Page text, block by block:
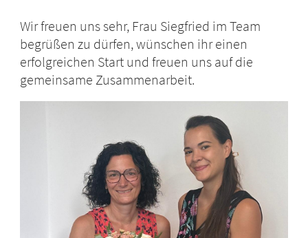
Wir freuen uns sehr, Frau Siegfried im Team
begrüßen zu dürfen, wünschen ihr einen
erfolgreichen Start und freuen uns auf die
gemeinsame Zusammenarbeit.